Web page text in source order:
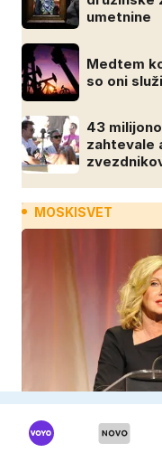
umetnine
Medtem
so oni
43
zahtevale
MOSKISVET
Partner zvezdnice
našli, nato je prišla